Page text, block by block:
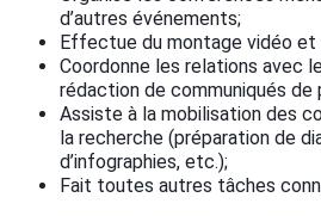
d’autres événements;
Effectue du montage vidéo et
Coordonne les relations avec
rédaction de communiqués de
Assiste à la mobilisation des
la recherche (préparation de
d’infographies, etc.);
Fait toutes autres tâches